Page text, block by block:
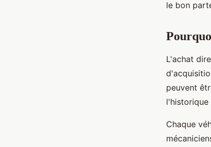
le bon
L'achat
peuvent
l'historique
Chaque